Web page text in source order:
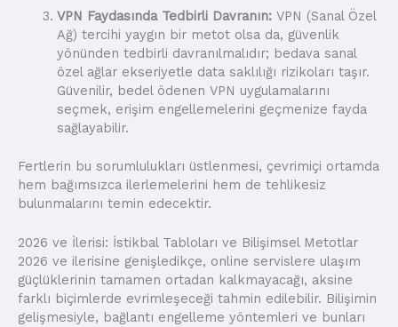
VPN Faydasında Tedbirli Davranın:VPN (Sanal Özel
Ağ) tercihi yaygın bir metot olsa da, güvenlik
yönünden tedbirli davranılmalıdır; bedava sanal
özel ağlar ekseriyetle data saklılığı rizikoları taşır.
Güvenilir, bedel ödenen VPN uygulamalarını
seçmek, erişim engellemelerini geçmenize fayda
sağlayabilir.
Fertlerin bu sorumlulukları üstlenmesi, çevrimiçi ortamda
hem bağımsızca ilerlemelerini hem de tehlikesiz
bulunmalarını temin edecektir.
2026 ve İlerisi: İstikbal Tabloları ve Bilişimsel Metotlar
2026 ve ilerisine genişledikçe, online servislere ulaşım
güçlüklerinin tamamen ortadan kalkmayacağı, aksine
farklı biçimlerde evrimleşeceği tahmin edilebilir. Bilişimin
gelişmesiyle, bağlantı engelleme yöntemleri ve bunları